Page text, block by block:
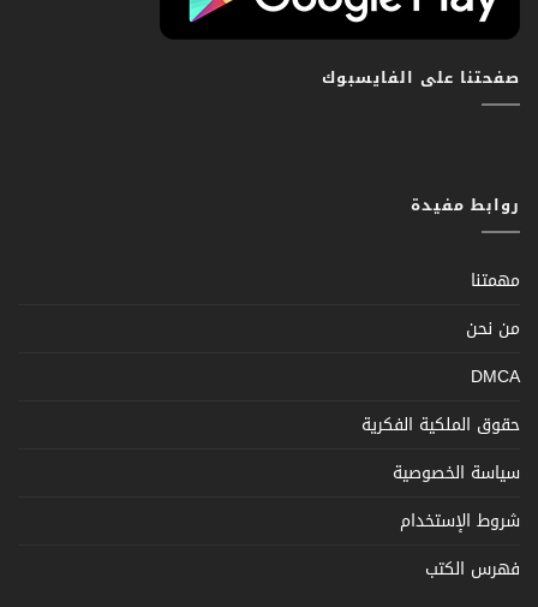
صفحتنا على الفايسبوك
روابط مفيدة
مهمتنا
من نحن
DMCA
حقوق الملكية الفكرية
سياسة الخصوصية
شروط الإستخدام
فهرس الكتب